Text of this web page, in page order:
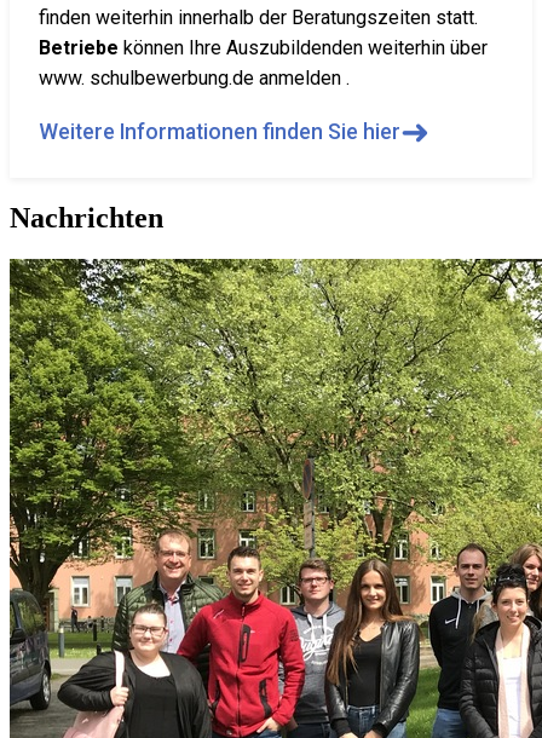
finden weiterhin innerhalb der Beratungszeiten statt.
Betriebe können Ihre Auszubildenden weiterhin über
www. schulbewerbung.de anmelden .
Weitere Informationen finden Sie hier➜
Nachrichten